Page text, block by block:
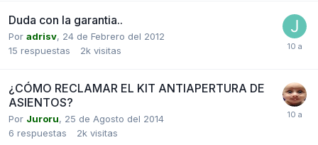
Duda con la garantia..
Por adrisv, 24 de Febrero del 2012
15 respuestas 2k visitas
¿CÓMO RECLAMAR EL KIT ANTIAPERTURA DE
ASIENTOS?
Por Juroru, 25 de Agosto del 2014
6 respuestas 2k visitas